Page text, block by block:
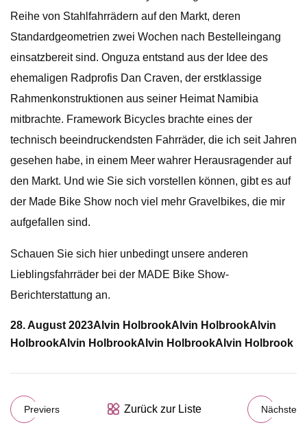
Reihe von Stahlfahrrädern auf den Markt, deren
Standardgeometrien zwei Wochen nach Bestelleingang
einsatzbereit sind. Onguza entstand aus der Idee des
ehemaligen Radprofis Dan Craven, der erstklassige
Rahmenkonstruktionen aus seiner Heimat Namibia
mitbrachte. Framework Bicycles brachte eines der
technisch beeindruckendsten Fahrräder, die ich seit Jahren
gesehen habe, in einem Meer wahrer Herausragender auf
den Markt. Und wie Sie sich vorstellen können, gibt es auf
der Made Bike Show noch viel mehr Gravelbikes, die mir
aufgefallen sind.
Schauen Sie sich hier unbedingt unsere anderen
Lieblingsfahrräder bei der MADE Bike Show-
Berichterstattung an.
28. August 2023Alvin HolbrookAlvin HolbrookAlvin
HolbrookAlvin HolbrookAlvin HolbrookAlvin Holbrook
Previers Zurück zur Liste Nächste